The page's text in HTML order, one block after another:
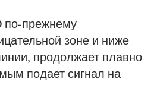
по-прежнему
зоне и ниже
продолжает плавно
подает сигнал на